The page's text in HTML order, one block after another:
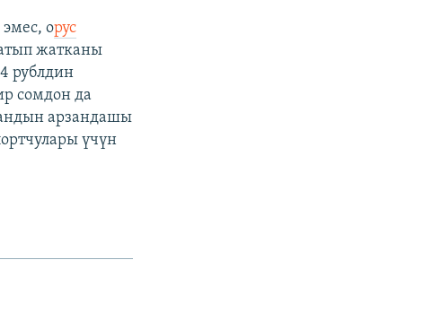
орус
жатканы
рублдин
сомдон да
арзандашы
үчүн